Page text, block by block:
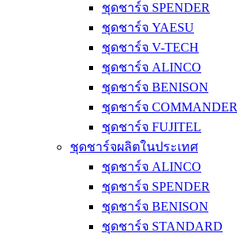
ชุดชาร์จ SPENDER
ชุดชาร์จ YAESU
ชุดชาร์จ V-TECH
ชุดชาร์จ ALINCO
ชุดชาร์จ BENISON
ชุดชาร์จ COMMANDER
ชุดชาร์จ FUJITEL
ชุดชาร์จผลิตในประเทศ
ชุดชาร์จ ALINCO
ชุดชาร์จ SPENDER
ชุดชาร์จ BENISON
ชุดชาร์จ STANDARD